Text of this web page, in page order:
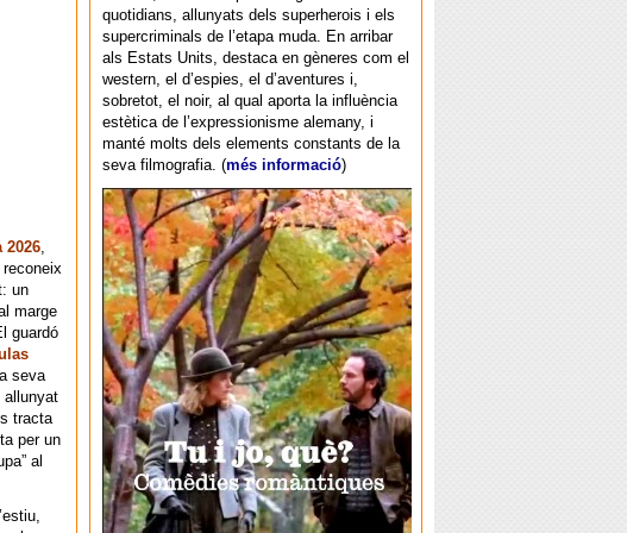
quotidians, allunyats dels superherois i els
supercriminals de l’etapa muda. En arribar
als Estats Units, destaca en gèneres com el
western, el d’espies, el d’aventures i,
sobretot, el noir, al qual aporta la influència
estètica de l’expressionisme alemany, i
manté molts dels elements constants de la
seva filmografia. (més informació)
2026,
reconeix
un
marge
guardó
seva
allunyat
tracta
per un
al